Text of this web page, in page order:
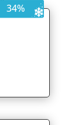
18%
34%